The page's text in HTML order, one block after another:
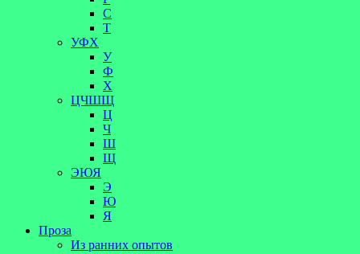
С
Т
УФХ
У
Ф
Х
ЦЧШЩ
Ц
Ч
Ш
Щ
ЭЮЯ
Э
Ю
Я
Проза
Из ранних опытов